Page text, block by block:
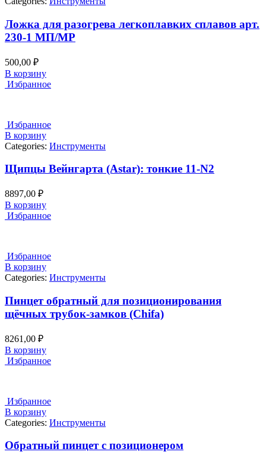
Ложка для разогрева легкоплавких сплавов арт.
230-1 МП/MP
500,00 ₽
В корзину
Избранное
Избранное
В корзину
Categories: Инструменты
Щипцы Вейнгарта (Astar): тонкие 11-N2
8897,00 ₽
В корзину
Избранное
Избранное
В корзину
Categories: Инструменты
Пинцет обратный для позиционирования
щёчных трубок-замков (Chifa)
8261,00 ₽
В корзину
Избранное
Избранное
В корзину
Categories: Инструменты
Обратный пинцет с позиционером